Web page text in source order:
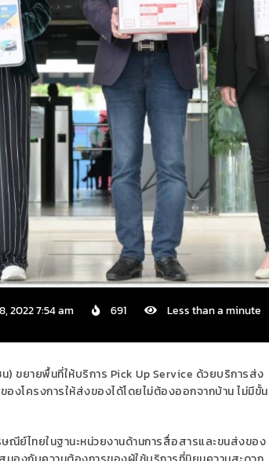
2022 7:54 am 691 Less than a minute
) ขยายพื้นที่ให้บริการ Pick Up Service ด้วยบริการส่ง
องโครงการให้ส่งของได้โดยไม่ต้องออกจากบ้านไม่มีขั้น
ษณีย์ไทยในฐานะหน่วยงานด้านการสื่อสารและขนส่งของ